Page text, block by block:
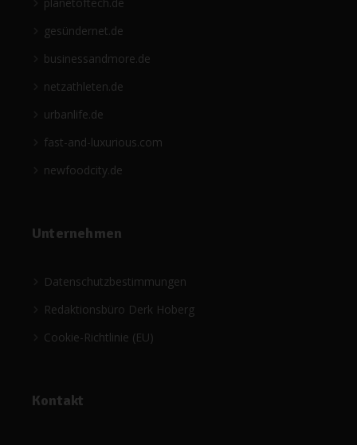
planetoftech.de
gesündernet.de
businessandmore.de
netzathleten.de
urbanlife.de
fast-and-luxurious.com
newfoodcity.de
Unternehmen
Datenschutzbestimmungen
Redaktionsbüro Derk Hoberg
Cookie-Richtlinie (EU)
Kontakt